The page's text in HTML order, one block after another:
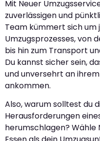
Mit Neuer
zuverlässigen und
Team kümmert sich um
Umzugsprozesses, von
bis hin zum Transport
Du kannst sicher sein,
und unversehrt an
ankommen.
Also, warum solltest du
Herausforderungen
herumschlagen? Wähle